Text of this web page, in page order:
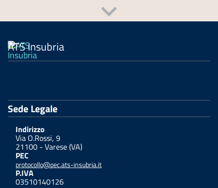
ATS Insubria
Sede Legale
Indirizzo
Via O.Rossi, 9
21100 - Varese (VA)
PEC
protocollo@pec.ats-insubria.it
P.IVA
03510140126